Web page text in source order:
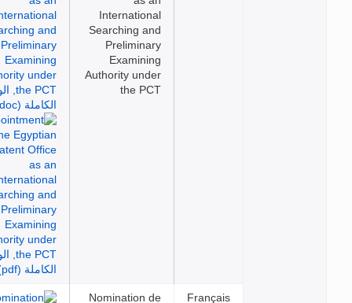
International
Searching and
Preliminary
Examining
Authority under
the PCT
Français
Nomination de